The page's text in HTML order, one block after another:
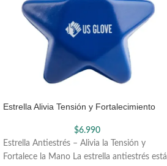
Estrella Alivia Tensión y Fortalecimiento
$6.990
Estrella Antiestrés – Alivia la Tensión y
Fortalece la Mano La estrella antiestrés está